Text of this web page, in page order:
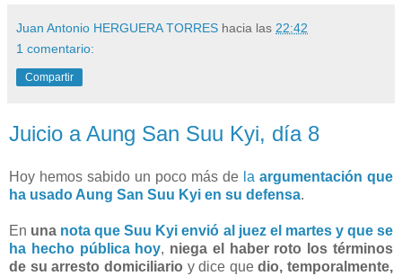
Juan Antonio HERGUERA TORRES hacia las 22:42
1 comentario:
Compartir
Juicio a Aung San Suu Kyi, día 8
Hoy hemos sabido un poco más de la argumentación que
ha usado Aung San Suu Kyi en su defensa.
En una nota que Suu Kyi envió al juez el martes y que se
ha hecho pública hoy, niega el haber roto los términos
de su arresto domiciliario y dice quedio, temporalmente,